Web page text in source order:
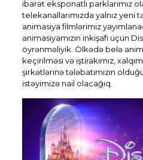
ibarət eksponatlı parklarımız
telekanallarımızda yalnız yeni
animasiya filmlərimiz
animasiyamızın inkişafı üçün
öyrənməliyik. Ölkədə belə
keçirilməsi və iştirakımız,
şirkətlərinə tələbatımızın
istəyimizə nail olacağıq.